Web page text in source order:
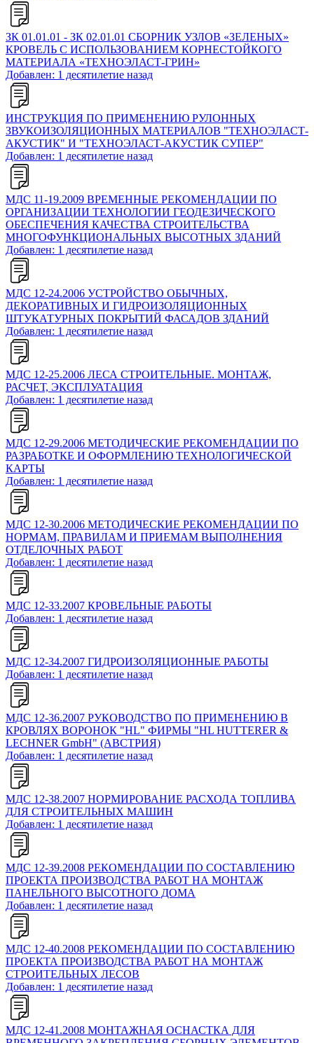
ЗК 01.01.01 - ЗК 02.01.01 СБОРНИК УЗЛОВ «ЗЕЛЕНЫХ»
КРОВЕЛЬ С ИСПОЛЬЗОВАНИЕМ КОРНЕСТОЙКОГО
МАТЕРИАЛА «ТЕХНОЭЛАСТ-ГРИН»
Добавлен: 1 десятилетие назад
ИНСТРУКЦИЯ ПО ПРИМЕНЕНИЮ РУЛОННЫХ
ЗВУКОИЗОЛЯЦИОННЫХ МАТЕРИАЛОВ "ТЕХНОЭЛАСТ-
АКУСТИК" И "ТЕХНОЭЛАСТ-АКУСТИК СУПЕР"
Добавлен: 1 десятилетие назад
МДС 11-19.2009 ВРЕМЕННЫЕ РЕКОМЕНДАЦИИ ПО
ОРГАНИЗАЦИИ ТЕХНОЛОГИИ ГЕОДЕЗИЧЕСКОГО
ОБЕСПЕЧЕНИЯ КАЧЕСТВА СТРОИТЕЛЬСТВА
МНОГОФУНКЦИОНАЛЬНЫХ ВЫСОТНЫХ ЗДАНИЙ
Добавлен: 1 десятилетие назад
МДС 12-24.2006 УСТРОЙСТВО ОБЫЧНЫХ,
ДЕКОРАТИВНЫХ И ГИДРОИЗОЛЯЦИОННЫХ
ШТУКАТУРНЫХ ПОКРЫТИЙ ФАСАДОВ ЗДАНИЙ
Добавлен: 1 десятилетие назад
МДС 12-25.2006 ЛЕСА СТРОИТЕЛЬНЫЕ. МОНТАЖ,
РАСЧЕТ, ЭКСПЛУАТАЦИЯ
Добавлен: 1 десятилетие назад
МДС 12-29.2006 МЕТОДИЧЕСКИЕ РЕКОМЕНДАЦИИ ПО
РАЗРАБОТКЕ И ОФОРМЛЕНИЮ ТЕХНОЛОГИЧЕСКОЙ
КАРТЫ
Добавлен: 1 десятилетие назад
МДС 12-30.2006 МЕТОДИЧЕСКИЕ РЕКОМЕНДАЦИИ ПО
НОРМАМ, ПРАВИЛАМ И ПРИЕМАМ ВЫПОЛНЕНИЯ
ОТДЕЛОЧНЫХ РАБОТ
Добавлен: 1 десятилетие назад
МДС 12-33.2007 КРОВЕЛЬНЫЕ РАБОТЫ
Добавлен: 1 десятилетие назад
МДС 12-34.2007 ГИДРОИЗОЛЯЦИОННЫЕ РАБОТЫ
Добавлен: 1 десятилетие назад
МДС 12-36.2007 РУКОВОДСТВО ПО ПРИМЕНЕНИЮ В
КРОВЛЯХ ВОРОНОК "HL" ФИРМЫ "HL HUTTERER &
LECHNER GmbH" (АВСТРИЯ)
Добавлен: 1 десятилетие назад
МДС 12-38.2007 НОРМИРОВАНИЕ РАСХОДА ТОПЛИВА
ДЛЯ СТРОИТЕЛЬНЫХ МАШИН
Добавлен: 1 десятилетие назад
МДС 12-39.2008 РЕКОМЕНДАЦИИ ПО СОСТАВЛЕНИЮ
ПРОЕКТА ПРОИЗВОДСТВА РАБОТ НА МОНТАЖ
ПАНЕЛЬНОГО ВЫСОТНОГО ДОМА
Добавлен: 1 десятилетие назад
МДС 12-40.2008 РЕКОМЕНДАЦИИ ПО СОСТАВЛЕНИЮ
ПРОЕКТА ПРОИЗВОДСТВА РАБОТ НА МОНТАЖ
СТРОИТЕЛЬНЫХ ЛЕСОВ
Добавлен: 1 десятилетие назад
МДС 12-41.2008 МОНТАЖНАЯ ОСНАСТКА ДЛЯ